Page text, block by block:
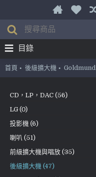
目錄
首頁 後級擴大機 Goldmund
CD，LP，DAC (56)
LG (0)
投影機 (6)
喇叭 (51)
前級擴大機與唱放 (35)
後級擴大機 (47)